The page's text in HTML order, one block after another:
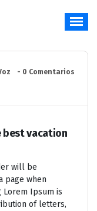
- 0 Comentarios
best vacation
will be
page when
Lorem Ipsum is
of letters,